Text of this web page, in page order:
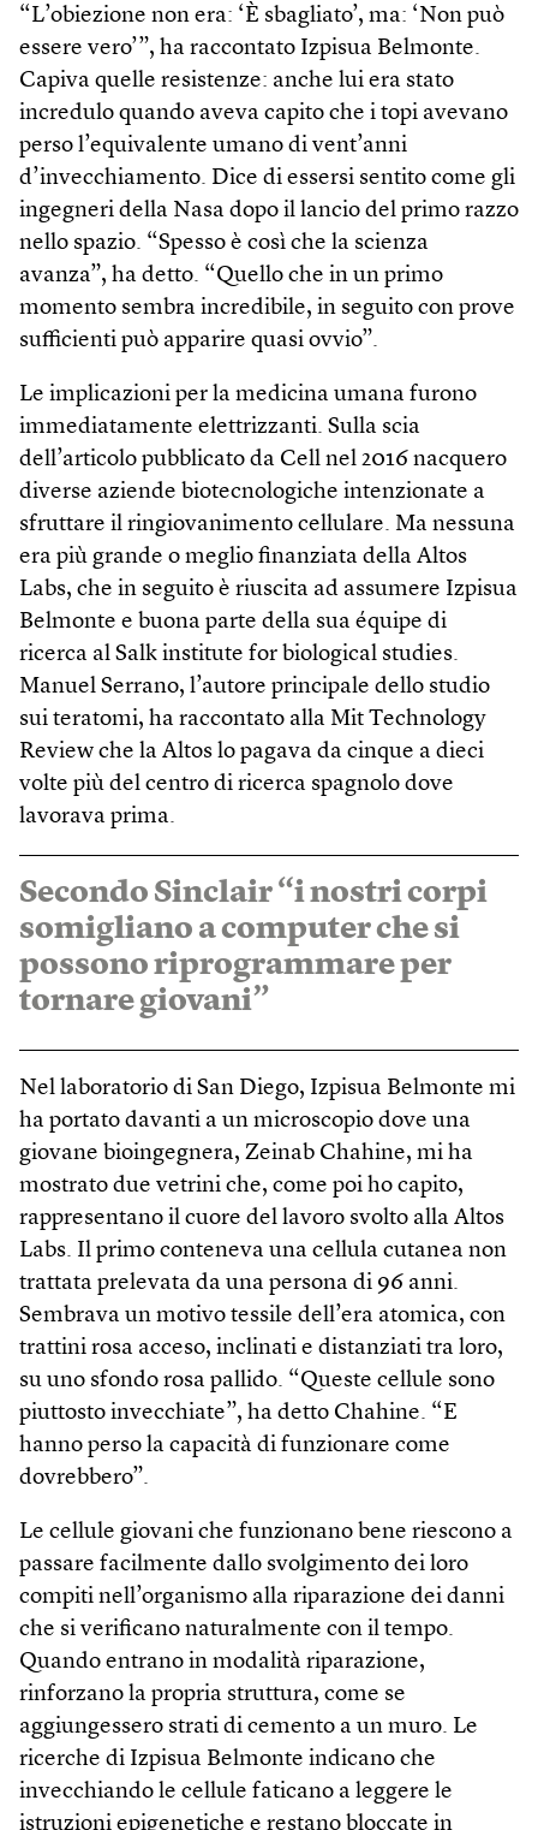
“L’obiezione non era: ‘È sbagliato’, ma: ‘Non può
essere vero’”, ha raccontato Izpisua Belmonte.
Capiva quelle resistenze: anche lui era stato
incredulo quando aveva capito che i topi avevano
perso l’equivalente umano di vent’anni
d’invecchiamento. Dice di essersi sentito come gli
ingegneri della Nasa dopo il lancio del primo razzo
nello spazio. “Spesso è così che la scienza
avanza”, ha detto. “Quello che in un primo
momento sembra incredibile, in seguito con prove
sufficienti può apparire quasi ovvio”.
Le implicazioni per la medicina umana furono
immediatamente elettrizzanti. Sulla scia
dell’articolo pubblicato da Cell nel 2016 nacquero
diverse aziende biotecnologiche intenzionate a
sfruttare il ringiovanimento cellulare. Ma nessuna
era più grande o meglio finanziata della Altos
Labs, che in seguito è riuscita ad assumere Izpisua
Belmonte e buona parte della sua équipe di
ricerca al Salk institute for biological studies.
Manuel Serrano, l’autore principale dello studio
sui teratomi, ha raccontato alla Mit Technology
Review che la Altos lo pagava da cinque a dieci
volte più del centro di ricerca spagnolo dove
lavorava prima.
Secondo Sinclair “i nostri corpi
somigliano a computer che si
possono riprogrammare per
tornare giovani”
Nel laboratorio di San Diego, Izpisua Belmonte mi
ha portato davanti a un microscopio dove una
giovane bioingegnera, Zeinab Chahine, mi ha
mostrato due vetrini che, come poi ho capito,
rappresentano il cuore del lavoro svolto alla Altos
Labs. Il primo conteneva una cellula cutanea non
trattata prelevata da una persona di 96 anni.
Sembrava un motivo tessile dell’era atomica, con
trattini rosa acceso, inclinati e distanziati tra loro,
su uno sfondo rosa pallido. “Queste cellule sono
piuttosto invecchiate”, ha detto Chahine. “E
hanno perso la capacità di funzionare come
dovrebbero”.
Le cellule giovani che funzionano bene riescono a
passare facilmente dallo svolgimento dei loro
compiti nell’organismo alla riparazione dei danni
che si verificano naturalmente con il tempo.
Quando entrano in modalità riparazione,
rinforzano la propria struttura, come se
aggiungessero strati di cemento a un muro. Le
ricerche di Izpisua Belmonte indicano che
invecchiando le cellule faticano a leggere le
istruzioni epigenetiche e restano bloccate in